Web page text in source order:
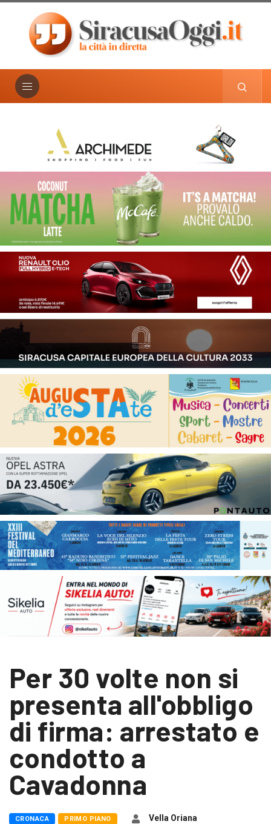
Per 30 volte non si
presenta all'obbligo
di firma: arrestato e
condotto a
Cavadonna
CRONACA PRIMO PIANO
Vella Oriana